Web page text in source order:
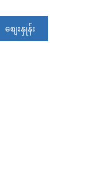
စျေးနှုန်း